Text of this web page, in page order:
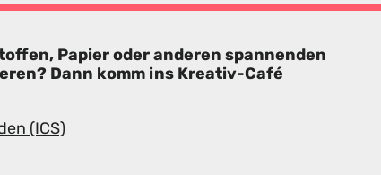
Papier oder anderen spannenden
Dann komm ins Kreativ-Café
(ICS)